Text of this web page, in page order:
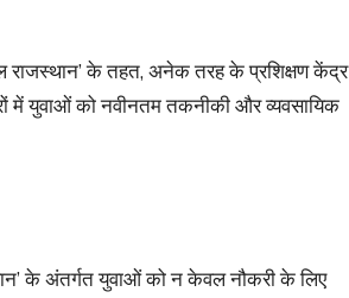
राजस्थान’ के तहत, अनेक तरह के प्रशिक्षण केंद्र
में युवाओं को नवीनतम तकनीकी और व्यवसायिक
के अंतर्गत युवाओं को न केवल नौकरी के लिए